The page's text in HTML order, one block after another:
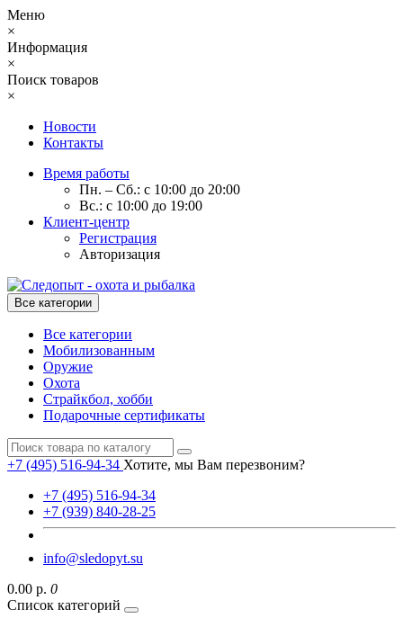
Меню
×
Информация
×
Поиск товаров
×
Новости
Контакты
Время работы
Пн. – Сб.: с 10:00 до 20:00
Вс.: с 10:00 до 19:00
Клиент-центр
Регистрация
Авторизация
Все категории
Все категории
Мобилизованным
Оружие
Охота
Страйкбол, хобби
Подарочные сертификаты
+7 (495) 516-94-34 Хотите, мы Вам перезвоним?
+7 (495) 516-94-34
+7 (939) 840-28-25
info@sledopyt.su
0.00 р. 0
Список категорий